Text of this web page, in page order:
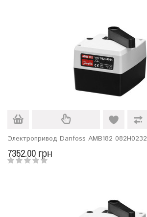
Электропривод Danfoss AMB182 082H0232
7352.00 грн